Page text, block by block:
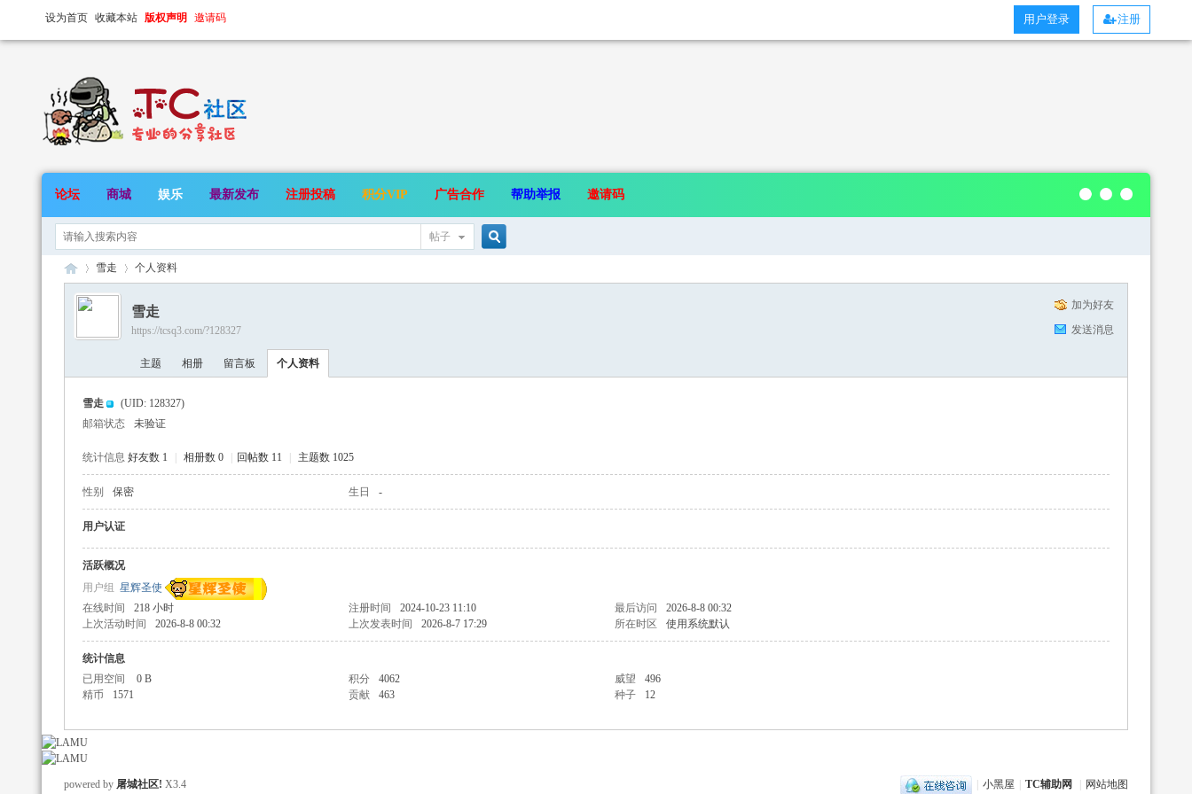
设为首页 收藏本站 版权声明 邀请码 用户登录 注册
论坛 商城 娱乐 最新发布 注册投稿 积分VIP 广告合作 帮助举报 邀请码
帖子
›
雪走
›
个人资料
加为好友
发送消息
雪走
https://tcsq3.com/?128327
主题 相册 留言板 个人资料
雪走
(UID: 128327)
邮箱状态
未验证
统计信息 好友数 1 相册数 0 回帖数 11 主题数 1025
性别 保密 生日 -
用户认证
活跃概况
用户组 星辉圣使
在线时间
218 小时 注册时间 2024-10-23 11:10 最后访问
2026-8-8 00:32
上次活动时间
2026-8-8 00:32 上次发表时间 2026-8-7 17:29 所在时区 使用系统默认
统计信息
已用空间
0 B 积分 4062 威望
496
精币
1571 贡献 463 种子 12
小黑屋 TC辅助网 网站地图
powered by 屠城社区! X3.4